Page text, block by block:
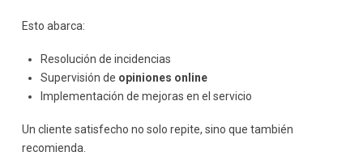
Esto abarca:
Resolución de incidencias
Supervisión de opiniones online
Implementación de mejoras en el servicio
Un cliente satisfecho no solo repite, sino que también
recomienda.